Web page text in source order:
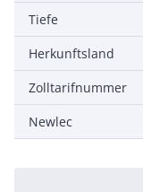
Tiefe
Herkunftsland
Zolltarifnummer
Newlec